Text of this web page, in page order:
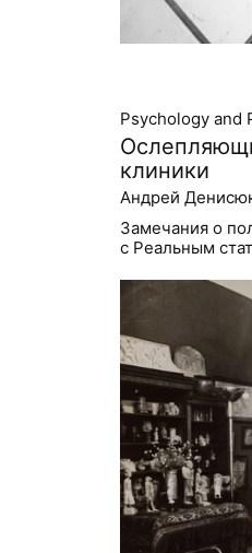
Psychology and
клиники
Андрей
Замечания о
с Реальным